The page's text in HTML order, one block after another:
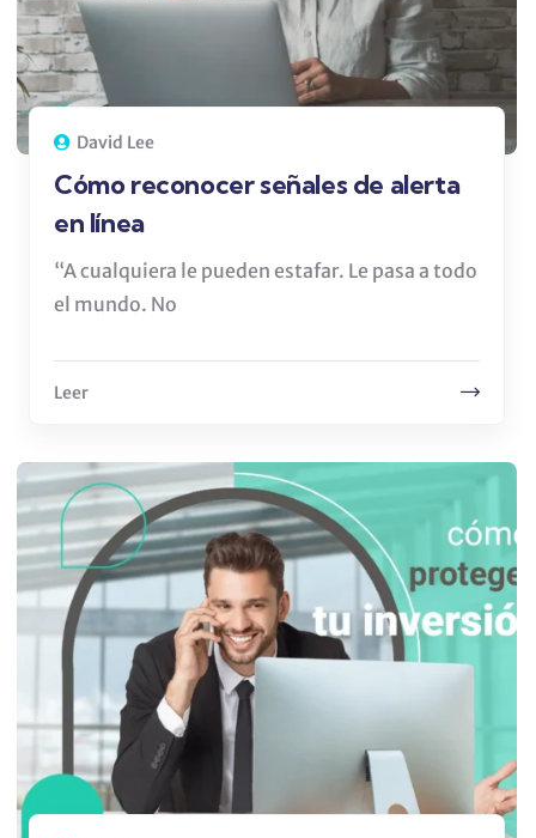
David Lee
Cómo reconocer señales de alerta
en línea
“A cualquiera le pueden estafar. Le pasa a todo
el mundo. No
Leer